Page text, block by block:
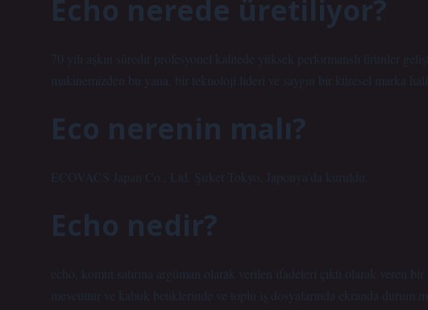
Echo nerede üretiliyor?
70 yılı aşkın süredir profesyonel kalitede yüksek performanslı ürünler
makinemizden bu yana, bir teknoloji lideri ve saygın bir küresel marka
Eco nerenin malı?
ECOVACS Japan Co., Ltd. Şirket Tokyo, Japonya’da kuruldu.
Echo nedir?
echo, komut satırına argüman olarak verilen ifadeleri çıktı olarak veren
mevcuttur ve kabuk betiklerinde ve toplu iş dosyalarında ekranda durum